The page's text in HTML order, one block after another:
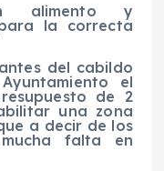
alimento y
la correcta
del cabildo
el
de 2
una zona
a decir de los
falta en